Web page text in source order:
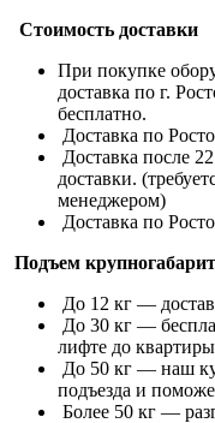
Стоимость доставки
При покупке
доставка по г.
бесплатно.
Доставка по
Доставка после
доставки.
менеджером)
Доставка по
Подъем
До 12 кг —
До 30 кг —
лифте до
До 50 кг — наш
подъезда и
Более 50 кг —